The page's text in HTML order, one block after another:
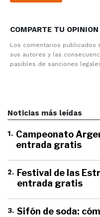
COMPARTE TU
Los comentarios publicados
sus autores y las
pasibles de sanciones
Noticias más leídas
1. Campeonato
entrada gratis
2. Festival de las
entrada gratis
3. Sifón de soda: